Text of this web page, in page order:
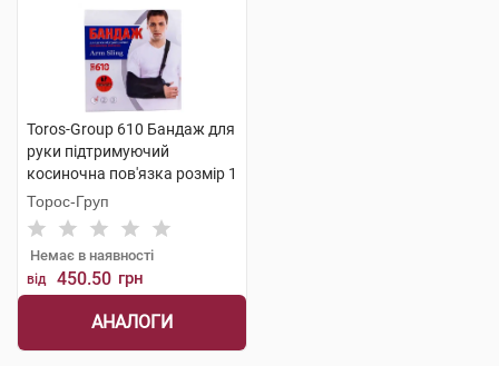
Toros-Group 610 Бандаж для
руки підтримуючий
косиночна пов'язка розмір 1
чорний 1 шт
Торос-Груп
Немає в наявності
від 450.50 грн
АНАЛОГИ